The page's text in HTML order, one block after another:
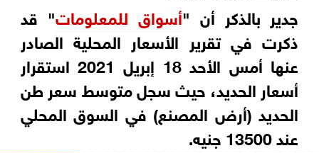
جدير بالذكر أن "أسواق للمعلومات" قد
ذكرت في تقرير الأسعار المحلية الصادر
عنها أمس الأحد 18 إبريل 2021 استقرار
أسعار الحديد، حيث سجل متوسط سعر طن
الحديد (أرض المصنع) في السوق المحلي
عند 13500 جنيه.